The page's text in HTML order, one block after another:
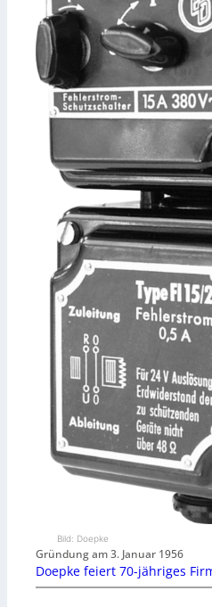
Bild: Doepke
Gründung am 3. Januar 1956
Doepke feiert 70-jähriges